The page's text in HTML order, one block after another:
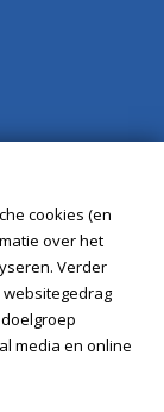
cookies (en
over het
Verder
websitegedrag
media en online